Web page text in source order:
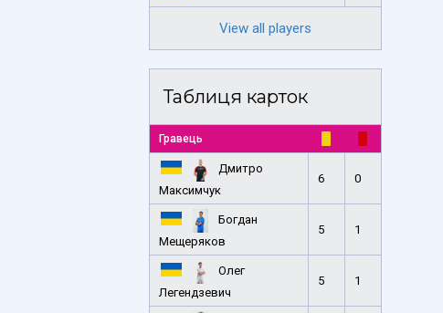
View all players
Таблиця карток
Гравець
Дмитро
Максимчук
6 0
Богдан
Мещеряков
5 1
Олег
Легендзевич
5 1